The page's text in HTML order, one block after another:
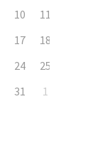
10 11
17 18
24 25
31 1